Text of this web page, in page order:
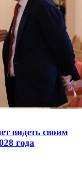
видеть своим
года